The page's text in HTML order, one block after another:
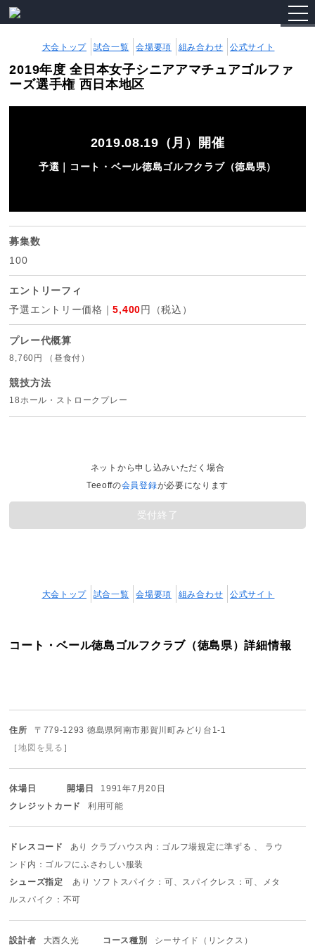
大会トップ 試合一覧 会場要項 組み合わせ 公式サイト
2019年度 全日本女子シニアアマチュアゴルファ
ーズ選手権 西日本地区
2019.08.19（月）開催
予選｜コート・ベール徳島ゴルフクラブ（徳島県）
募集数
100
エントリーフィ
予選エントリー価格｜5,400円（税込）
プレー代概算
8,760円 （昼食付）
競技方法
18ホール・ストロークプレー
ネットから申し込みいただく場合
Teeoffの会員登録が必要になります
受付終了
大会トップ 試合一覧 会場要項 組み合わせ 公式サイト
コート・ベール徳島ゴルフクラブ（徳島県）詳細情報
住所
〒779-1293 徳島県阿南市那賀川町みどり台1-1
［地図を見る ］
休場日 開場日
1991年7月20日
クレジットカード
利用可能
ドレスコード
あり クラブハウス内：ゴルフ場規定に準ずる 、 ラウ
ンド内：ゴルフにふさわしい服装
シューズ指定
あり ソフトスパイク：可、スパイクレス：可、メタ
ルスパイク：不可
設計者 大西久光 コース種別
シーサイド（リンクス）